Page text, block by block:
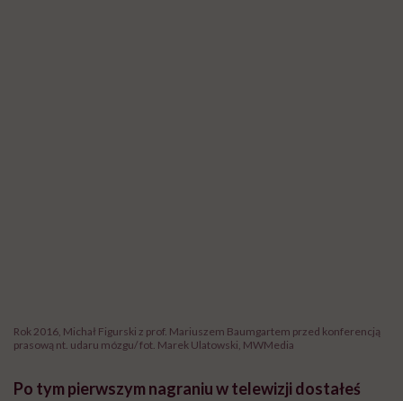
mnie wierzyli. Muszę powiedzieć, że dzisiaj z
najlepszą rehabilitacją, jaką miałem.